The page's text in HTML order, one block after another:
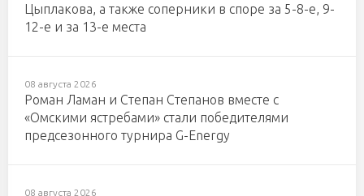
Цыплакова, а также соперники в споре за 5-8-е, 9-
12-е и за 13-е места
08 августа 2026
Роман Ламан и Степан Степанов вместе с
«Омскими ястребами» стали победителями
предсезонного турнира G-Energy
08 августа 2026